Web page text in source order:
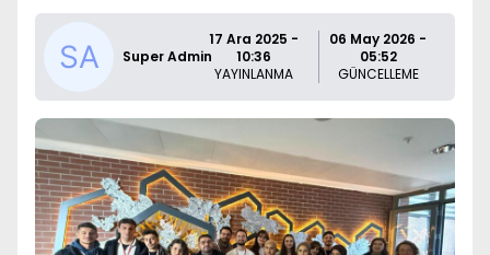
Super Admin
17 Ara 2025 -
10:36
YAYINLANMA
06 May 2026 -
05:52
GÜNCELLEME